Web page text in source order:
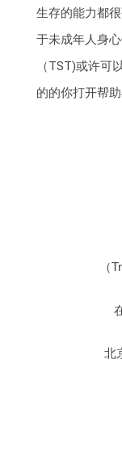
生存的能力都
于未成年人身
（TST)或许可
的的你打开帮
（
北